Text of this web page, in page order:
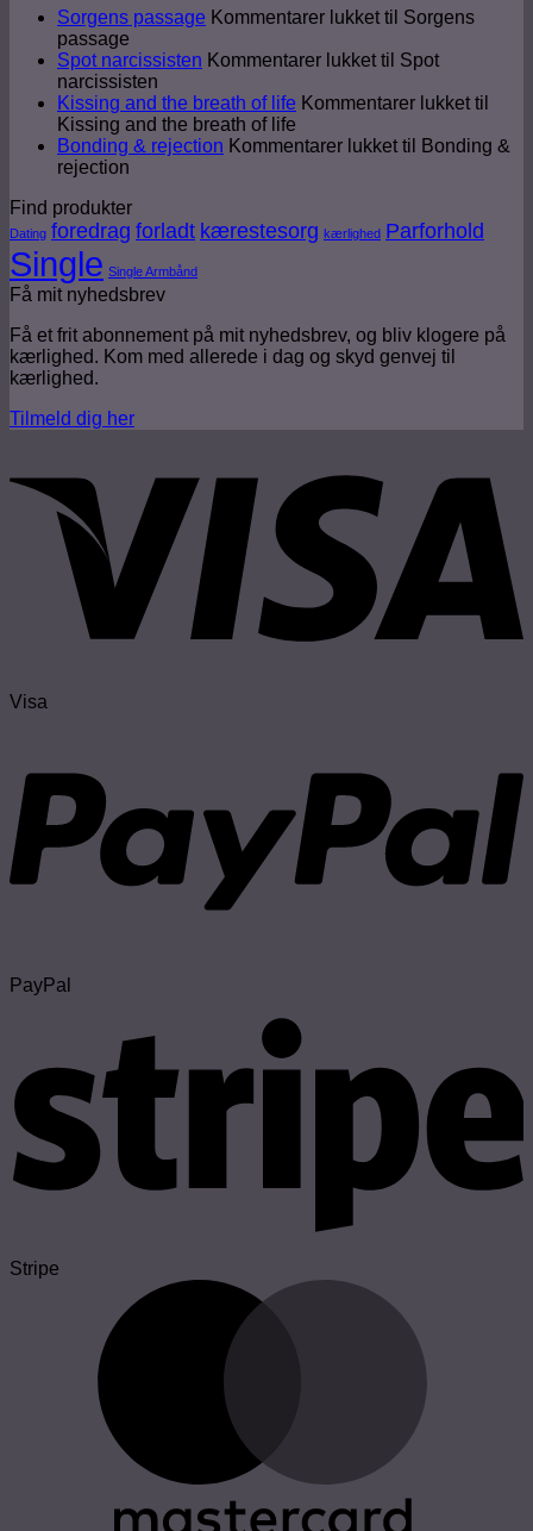
Sorgens passage Kommentarer lukket til Sorgens
passage
Spot narcissisten Kommentarer lukket til Spot
narcissisten
Kissing and the breath of life Kommentarer lukket til
Kissing and the breath of life
Bonding & rejection Kommentarer lukket til Bonding &
rejection
Find produkter
Dating foredrag forladt kærestesorg kærlighed Parforhold
Single Single Armbånd
Få mit nyhedsbrev
Få et frit abonnement på mit nyhedsbrev, og bliv klogere på
kærlighed. Kom med allerede i dag og skyd genvej til
kærlighed.
Tilmeld dig her
Visa
PayPal
Stripe